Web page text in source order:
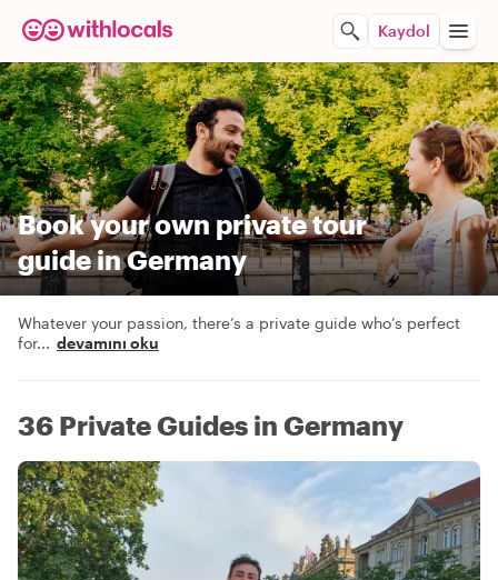
Kaydol
Book your own private tour
guide in Germany
Whatever your passion, there’s a private guide who’s perfect
for... devamını oku
36 Private Guides in Germany